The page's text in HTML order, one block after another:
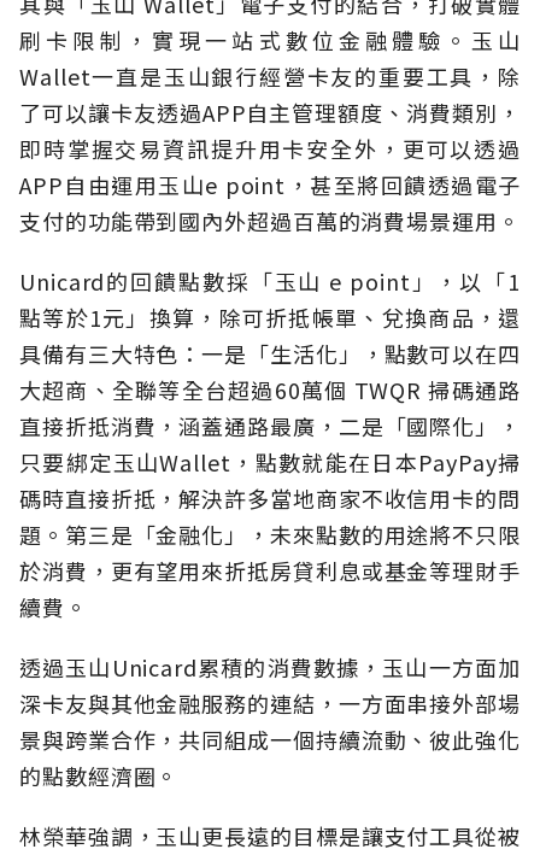
刷卡限制，實現一站式數位金融體驗。玉山
Wallet一直是玉山銀行經營卡友的重要工具，除
了可以讓卡友透過APP自主管理額度、消費類別，
即時掌握交易資訊提升用卡安全外，更可以透過
APP自由運用玉山e point，甚至將回饋透過電子
支付的功能帶到國內外超過百萬的消費場景運用。
Unicard的回饋點數採「玉山 e point」，以「1
點等於1元」換算，除可折抵帳單、兌換商品，還
具備有三大特色：一是「生活化」，點數可以在四
大超商、全聯等全台超過60萬個 TWQR 掃碼通路
直接折抵消費，涵蓋通路最廣，二是「國際化」，
只要綁定玉山Wallet，點數就能在日本PayPay掃
碼時直接折抵，解決許多當地商家不收信用卡的問
題。第三是「金融化」，未來點數的用途將不只限
於消費，更有望用來折抵房貸利息或基金等理財手
續費。
透過玉山Unicard累積的消費數據，玉山一方面加
深卡友與其他金融服務的連結，一方面串接外部場
景與跨業合作，共同組成一個持續流動、彼此強化
的點數經濟圈。
林榮華強調，玉山更長遠的目標是讓支付工具從被